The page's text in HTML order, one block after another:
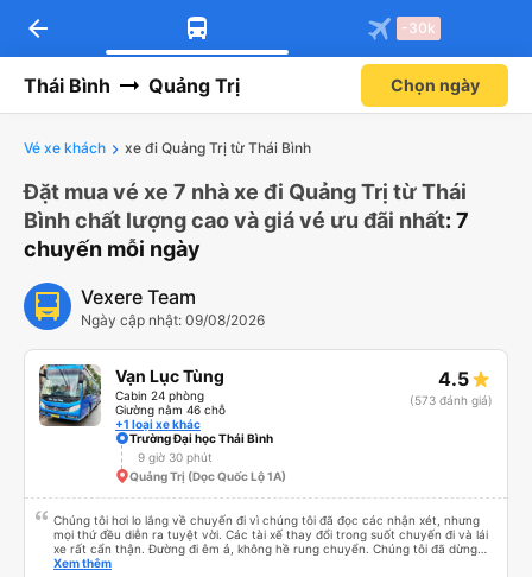
arrow_back -30k
Thái Bình Quảng Trị Chọn ngày
Vé xe khách xe đi Quảng Trị từ Thái Bình
Đặt mua vé xe 7 nhà xe đi Quảng Trị từ Thái
Bình chất lượng cao và giá vé ưu đãi nhất: 7
chuyến mỗi ngày
Vexere Team
Ngày cập nhật: 09/08/2026
Vạn Lục Tùng
Cabin 24 phòng
Giường nằm 46 chỗ
+1 loại xe khác
4.5
(573 đánh giá)
Trường Đại học Thái Bình
9 giờ 30 phút
Quảng Trị (Dọc Quốc Lộ 1A)
Chúng tôi hơi lo lắng về chuyến đi vì chúng tôi đã đọc các nhận xét, nhưng
mọi thứ đều diễn ra tuyệt vời. Các tài xế thay đổi trong suốt chuyến đi và lái
xe rất cẩn thận. Đường đi êm ả, không hề rung chuyển. Chúng tôi đã dừng
đủ số lần để đi vệ sinh và dừng lại để ăn tối. Nhìn chung, ghế ngồi có thể hơi
Xem thêm